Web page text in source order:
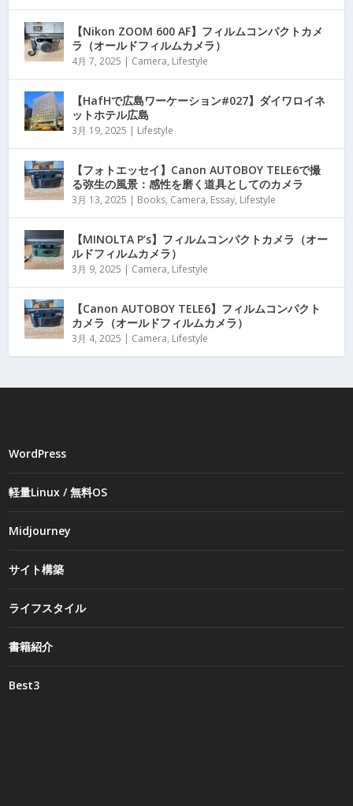
【Nikon ZOOM 600 AF】フィルムコンパクトカメ
ラ（オールドフィルムカメラ）
4月 7, 2025 | Camera, Lifestyle
【HafHで広島ワーケーション#027】ダイワロイネ
ットホテル広島
3月 19, 2025 | Lifestyle
【フォトエッセイ】Canon AUTOBOY TELE6で撮
る弥生の風景：感性を磨く道具としてのカメラ
3月 13, 2025 | Books, Camera, Essay, Lifestyle
【MINOLTA P’s】フィルムコンパクトカメラ（オー
ルドフィルムカメラ）
3月 9, 2025 | Camera, Lifestyle
【Canon AUTOBOY TELE6】フィルムコンパクト
カメラ（オールドフィルムカメラ）
3月 4, 2025 | Camera, Lifestyle
WordPress
軽量Linux / 無料OS
Midjourney
サイト構築
ライフスタイル
書籍紹介
Best3